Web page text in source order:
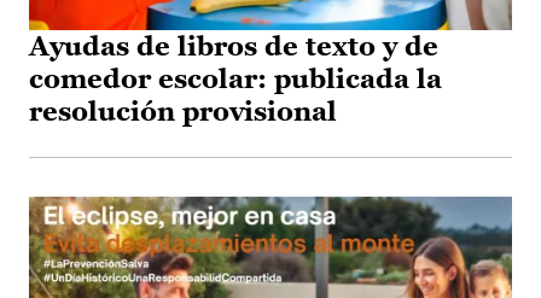
Ayudas de libros de texto y de
comedor escolar: publicada la
resolución provisional